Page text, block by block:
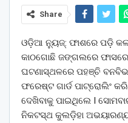
Share
ଓଡ଼ିଆ ନ୍ୟୁଜ୍: ଫାଶରେ ପଡ଼ି
କାଠଗୋଛି ଜଙ୍ଗଲରେ
ଘଟଣାସ୍ଥଳରେ ପହଞ୍ଚି
ଫରେଷ୍ଟ ଗାର୍ଡ ପାଟ୍ରୋଲିଂ
ଦେଖିବାକୁ ପାଇଥିଲେ I
ନିକଟସ୍ଥ କୁଲଡ଼ିହା